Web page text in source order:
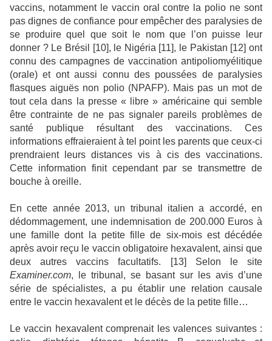
vaccins, notamment le vaccin oral contre la polio ne sont
pas dignes de confiance pour empêcher des paralysies de
se produire quel que soit le nom que l’on puisse leur
donner ? Le Brésil [10], le Nigéria [11], le Pakistan [12] ont
connu des campagnes de vaccination antipoliomyélitique
(orale) et ont aussi connu des poussées de paralysies
flasques aiguës non polio (NPAFP). Mais pas un mot de
tout cela dans la presse « libre » américaine qui semble
être contrainte de ne pas signaler pareils problèmes de
santé publique résultant des vaccinations. Ces
informations effraieraient à tel point les parents que ceux-ci
prendraient leurs distances vis à cis des vaccinations.
Cette information finit cependant par se transmettre de
bouche à oreille.
En cette année 2013, un tribunal italien a accordé, en
dédommagement, une indemnisation de 200.000 Euros à
une famille dont la petite fille de six-mois est décédée
après avoir reçu le vaccin obligatoire hexavalent, ainsi que
deux autres vaccins facultatifs. [13] Selon le site
Examiner.com, le tribunal, se basant sur les avis d’une
série de spécialistes, a pu établir une relation causale
entre le vaccin hexavalent et le décès de la petite fille…
Le vaccin hexavalent comprenait les valences suivantes :